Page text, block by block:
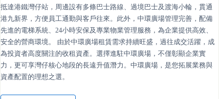
抵達港鐵灣仔站，周邊設有多條巴士路線、過境巴士及渡海小輪，貫通
港九新界，方便員工通勤與客戶往來。此外，中環廣場管理完善，配備
先進的電梯系統、24小時安保及專業物業管理服務，為企業提供高效、
安全的營商環境。 由於中環廣場租賃需求持續旺盛，過往成交活躍，成
為投資者高度關注的收租資產。選擇進駐中環廣場，不僅彰顯企業實
力，更可享灣仔核心地段的長遠升值潛力。中環廣場，是您拓展業務與
資產配置的理想之選。